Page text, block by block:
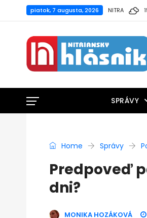
piatok, 7 augusta, 2026 NITRA
SPRÁVY
Home Správy
Predpoveď
dni?
MONIKA HOZÁKOVÁ